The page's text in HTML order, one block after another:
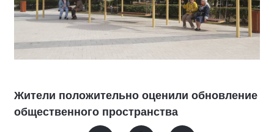
Жители положительно оценили обновление
общественного пространства